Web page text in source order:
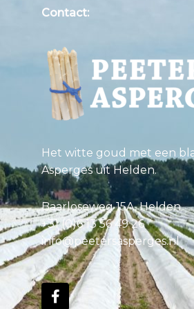
Contact:
Het witte goud met een
Asperges uit Helden.
Baarloseweg 15A, Helden
+31 (0)6 13 56 49 26
info@peetersasperges.nl